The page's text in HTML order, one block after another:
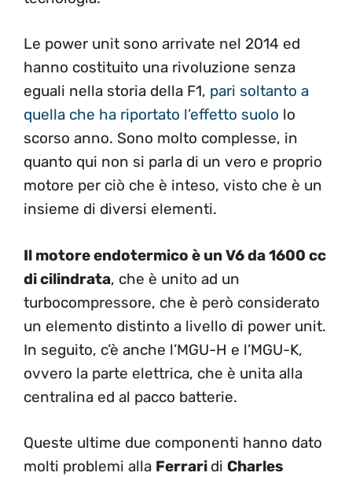
Le power unit sono arrivate nel 2014 ed
hanno costituito una rivoluzione senza
eguali nella storia della F1, pari soltanto a
quella che ha riportato l’effetto suolo lo
scorso anno. Sono molto complesse, in
quanto qui non si parla di un vero e proprio
motore per ciò che è inteso, visto che è un
insieme di diversi elementi.
Il motore endotermico è un V6 da 1600 cc
di cilindrata, che è unito ad un
turbocompressore, che è però considerato
un elemento distinto a livello di power unit.
In seguito, c’è anche l’MGU-H e l’MGU-K,
ovvero la parte elettrica, che è unita alla
centralina ed al pacco batterie.
Queste ultime due componenti hanno dato
molti problemi alla Ferrari di Charles